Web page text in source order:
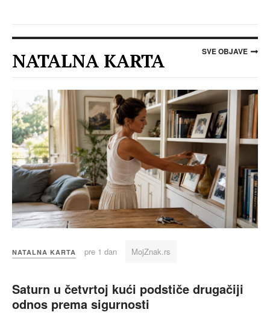
NATALNA KARTA SVE OBJAVE
NATALNA KARTA pre 1 dan MojZnak.rs
Saturn u četvrtoj kući podstiče drugačiji
odnos prema sigurnosti